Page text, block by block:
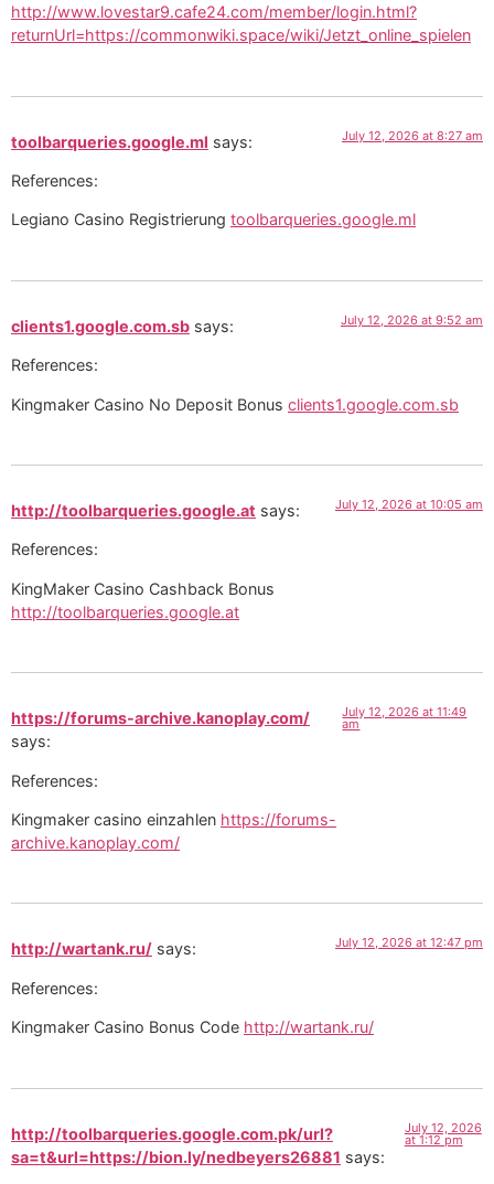
http://www.lovestar9.cafe24.com/member/login.html?
returnUrl=https://commonwiki.space/wiki/Jetzt_online_spielen
toolbarqueries.google.ml says: July 12, 2026 at 8:27 am
References:
Legiano Casino Registrierung toolbarqueries.google.ml
clients1.google.com.sb says: July 12, 2026 at 9:52 am
References:
Kingmaker Casino No Deposit Bonus clients1.google.com.sb
http://toolbarqueries.google.at says: July 12, 2026 at 10:05 am
References:
KingMaker Casino Cashback Bonus
http://toolbarqueries.google.at
https://forums-archive.kanoplay.com/
says:
July 12, 2026 at 11:49
am
References:
Kingmaker casino einzahlen https://forums-
archive.kanoplay.com/
http://wartank.ru/ says: July 12, 2026 at 12:47 pm
References:
Kingmaker Casino Bonus Code http://wartank.ru/
http://toolbarqueries.google.com.pk/url?
sa=t&url=https://bion.ly/nedbeyers26881 says:
July 12, 2026
at 1:12 pm